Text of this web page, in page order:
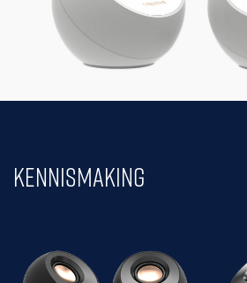
KENNISMAKING